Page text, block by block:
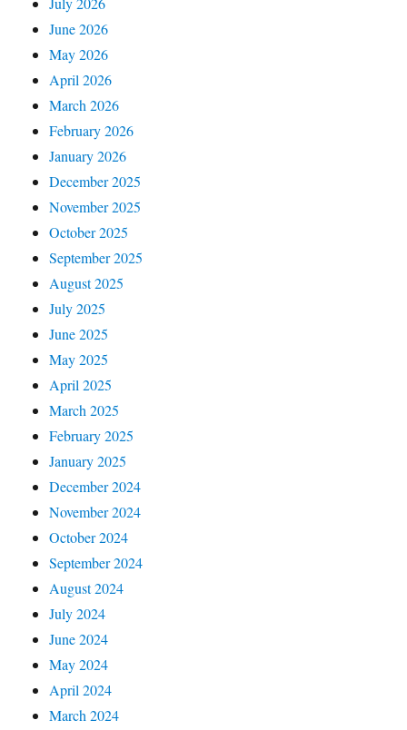
June 2026
May 2026
April 2026
March 2026
February 2026
January 2026
December 2025
November 2025
October 2025
September 2025
August 2025
July 2025
June 2025
May 2025
April 2025
March 2025
February 2025
January 2025
December 2024
November 2024
October 2024
September 2024
August 2024
July 2024
June 2024
May 2024
April 2024
March 2024